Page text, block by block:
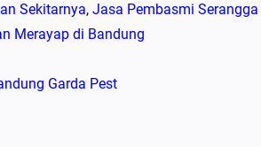
Sekitarnya, Jasa Pembasmi Serangga
Merayap di Bandung
Garda Pest